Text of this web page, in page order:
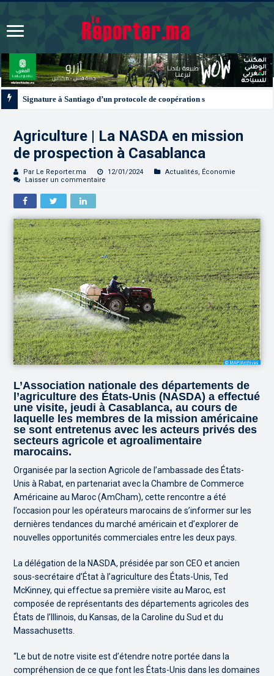
Agriculture | La NASDA en mission
de prospection à Casablanca
Par Le Reporter.ma 12/01/2024 Actualités, Économie
Laisser un commentaire
L’Association nationale des départements de
l’agriculture des États-Unis (NASDA) a effectué
une visite, jeudi à Casablanca, au cours de
laquelle les membres de la mission américaine
se sont entretenus avec les acteurs privés des
secteurs agricole et agroalimentaire
marocains.
Organisée par la section Agricole de l’ambassade des États-
Unis à Rabat, en partenariat avec la Chambre de Commerce
Américaine au Maroc (AmCham), cette rencontre a été
l’occasion pour les opérateurs marocains de s’informer sur les
dernières tendances du marché américain et d’explorer de
nouvelles opportunités commerciales entre les deux pays.
La délégation de la NASDA, présidée par son CEO et ancien
sous-secrétaire d’État à l’agriculture des États-Unis, Ted
McKinney, qui effectue sa première visite au Maroc, est
composée de représentants des départements agricoles des
États de l’Illinois, du Kansas, de la Caroline du Sud et du
Massachusetts.
“Le but de notre visite est d’étendre notre portée dans la
compréhension de ce que font les États-Unis dans les domaines